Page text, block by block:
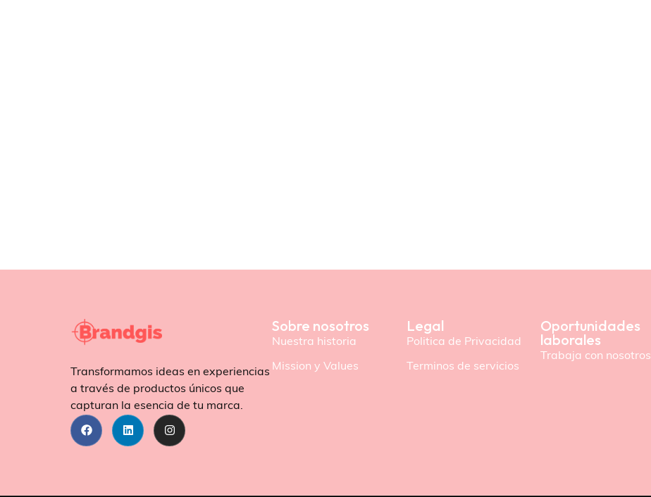
Transformamos ideas en experiencias
a través de productos únicos que
capturan la esencia de tu marca.
Sobre nosotros
Nuestra historia
Mission y Values
Legal
Politica de Privacidad
Terminos de servicios
Oportunidades
laborales
Trabaja con nosotros